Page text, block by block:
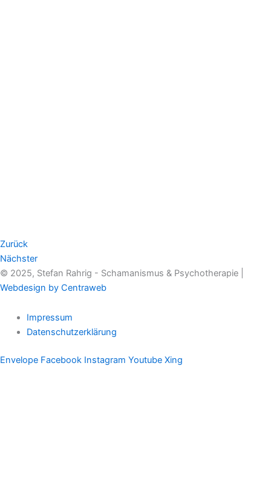
Zurück
Nächster
© 2025, Stefan Rahrig - Schamanismus & Psychotherapie |
Webdesign by Centraweb
Impressum
Datenschutzerklärung
Envelope Facebook Instagram Youtube Xing